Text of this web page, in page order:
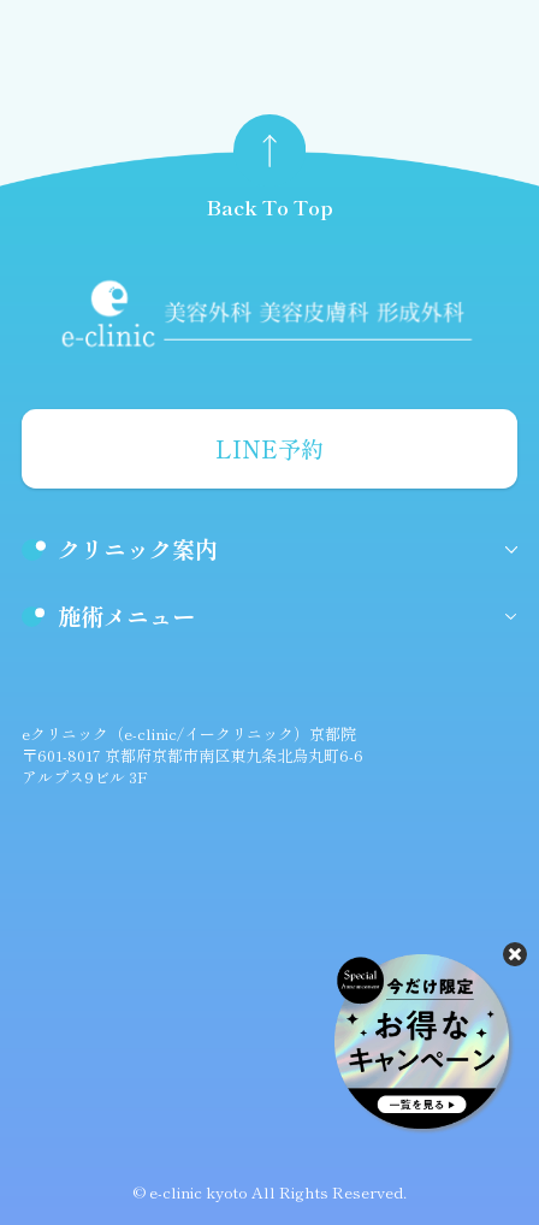
LINE予約
クリニック案内
施術メニュー
eクリニック（e-clinic/イークリニック）京都院
〒601-8017 京都府京都市南区東九条北烏丸町6-6
アルプス9ビル 3F
© e-clinic kyoto All Rights Reserved.
Back To Top